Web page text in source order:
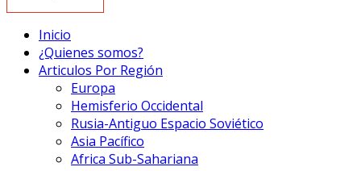
Inicio
¿Quienes somos?
Articulos Por Región
Europa
Hemisferio Occidental
Rusia-Antiguo Espacio Soviético
Asia Pacífico
Africa Sub-Sahariana